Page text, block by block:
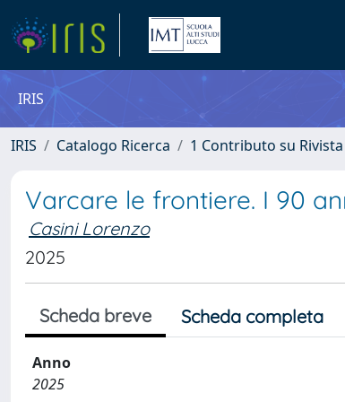
IRIS
IRIS Catalogo Ricerca 1 Contributo su Rivista
Varcare le frontiere. I 90
Casini Lorenzo
2025
Scheda breve Scheda completa
Anno
2025